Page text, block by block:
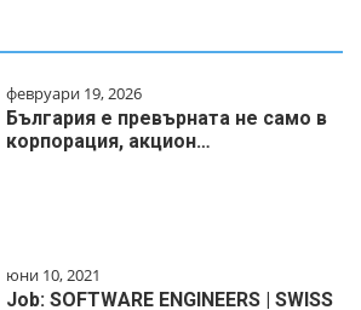
февруари 19, 2026
България е превърната не само в
корпорация, акцион…
юни 10, 2021
Job: SOFTWARE ENGINEERS | SWISS